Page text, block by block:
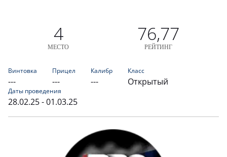
4
МЕСТО
76,77
РЕЙТИНГ
Винтовка
---
Прицел
---
Калибр
---
Класс
Открытый
Даты проведения
28.02.25 - 01.03.25